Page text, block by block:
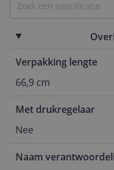
Verpakking lengte
66,9 cm
Met drukregelaar
Nee
Naam